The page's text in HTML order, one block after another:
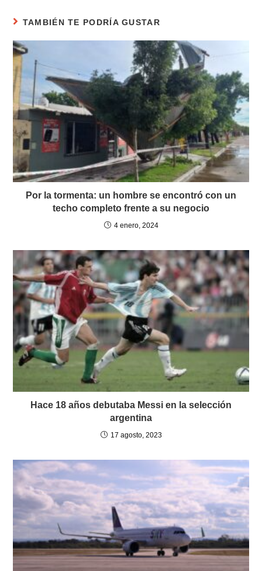
TAMBIÉN TE PODRÍA GUSTAR
Por la tormenta: un hombre se encontró con un
techo completo frente a su negocio
4 enero, 2024
Hace 18 años debutaba Messi en la selección
argentina
17 agosto, 2023